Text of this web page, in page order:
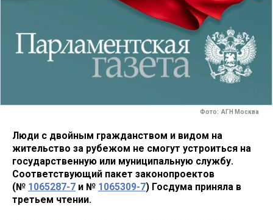
Фото: АГН Москва
Люди с двойным гражданством и видом на
жительство за рубежом не смогут устроиться на
государственную или муниципальную службу.
Соответствующий пакет законопроектов
(№ 1065287-7 и № 1065309-7) Госдума приняла в
третьем чтении.